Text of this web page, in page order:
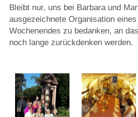
Bleibt nur, uns bei Barbara und
ausgezeichnete Organisation
Wochenendes zu bedanken, an
noch lange zurückdenken werden.